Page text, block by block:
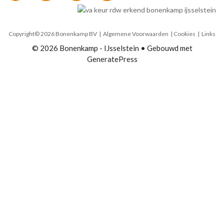
Copyright© 2026 Bonenkamp BV | Algemene Voorwaarden | Cookies | Links
© 2026 Bonenkamp - IJsselstein • Gebouwd met
GeneratePress